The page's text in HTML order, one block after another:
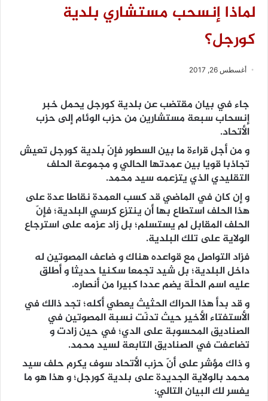
لماذا إنسحب مستشاري بلدية
كورجل؟
أغسطس 26, 2017
جاء في بيان مقتضب عن بلدية كورجل يحمل خبر
إنسحاب سبعة مستشارين من حزب الوئام إلى حزب
الأتحاد.
و من أجل قراءة ما بين السطور فإنّ بلدية كورجل تعيش
تجاذبا قويا بين عمدتها الحالي و مجموعة الحلف
التقليدي الذي يتزعمه سيد محمد.
و إن كان في الماضي قد كسب العمدة نقاطا عدة على
هذا الحلف استطاع بها أن ينتزع كرسي البلدية؛ فإنّ
الحلف المقابل لم يستسلم؛ بل زاد عزمه على استرجاع
الولاية على تلك البلدية.
فزاد التواصل مع قواعده هناك و ضاعف المصوتين له
داخل البلدية؛ بل شيد تجمعا سكنيا حديثا و أطلق
عليه اسم الحلّة يضم عددا كبيرا من أنصاره.
و قد بدأ هذا الحراك الحثيث يعطي أكله؛ تجد ذالك في
الأستفتاء الأخير حيث تدنّت نسبة المصوتين في
الصناديق المحسوبة على الدي؛ في حين زادت و
تضاعفت في الصناديق التابعة لسيد محمد.
و ذاك مؤشر على أنّ حزب الأتحاد سوف يكرم حلف سيد
محمد بالولاية الجديدة على بلدية كورجل؛ و هذا هو ما
يفسر لك البيان التالي: